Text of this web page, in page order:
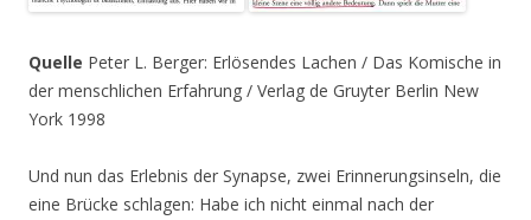
Quelle Peter L. Berger: Erlösendes Lachen / Das Komische in
der menschlichen Erfahrung / Verlag de Gruyter Berlin New
York 1998
Und nun das Erlebnis der Synapse, zwei Erinnerungsinseln, die
eine Brücke schlagen: Habe ich nicht einmal nach der